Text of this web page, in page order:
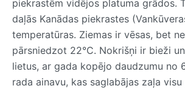
piekrastēm vidējos platuma grādos.
daļās Kanādas piekrastes
temperatūras. Ziemas ir vēsas, bet
pārsniedzot 22°C. Nokrišņi ir bieži
lietus, ar gada kopējo daudzumu no
rada ainavu, kas saglabājas zaļa